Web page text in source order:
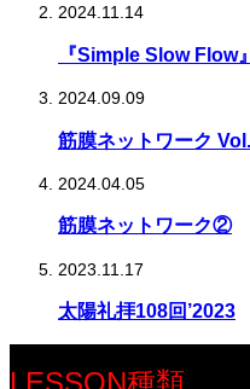
2024.11.14
『Simple Slow
2024.09.09
筋膜ネットワーク
2024.04.05
筋膜ネットワーク②
2023.11.17
太陽礼拝108回’2023